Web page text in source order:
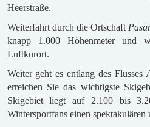
Heerstraße.
Weiterfahrt durch die Ortschaft
knapp 1.000 Höhenmeter und
Luftkurort.
Weiter geht es entlang des Flusses
erreichen Sie das wichtigste
Skigebiet liegt auf 2.100 bis
Wintersportfans einen spektakulären